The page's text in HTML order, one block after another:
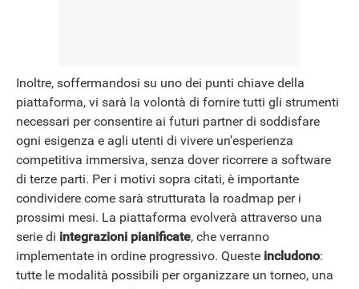
Inoltre, soffermandosi su uno dei punti chiave della
piattaforma, vi sarà la volontà di fornire tutti gli strumenti
necessari per consentire ai futuri partner di soddisfare
ogni esigenza e agli utenti di vivere un’esperienza
competitiva immersiva, senza dover ricorrere a software
di terze parti. Per i motivi sopra citati, è importante
condividere come sarà strutturata la roadmap per i
prossimi mesi. La piattaforma evolverà attraverso una
serie di integrazioni pianificate, che verranno
implementate in ordine progressivo. Queste includono:
tutte le modalità possibili per organizzare un torneo, una